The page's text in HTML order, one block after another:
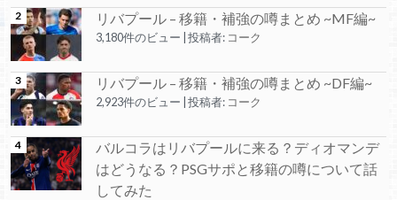
リバプール – 移籍・補強の噂まとめ ~MF編~
3,180件のビュー 投稿者: コーク
リバプール – 移籍・補強の噂まとめ ~DF編~
2,923件のビュー 投稿者: コーク
バルコラはリバプールに来る？ディオマンデ
はどうなる？PSGサポと移籍の噂について話
してみた